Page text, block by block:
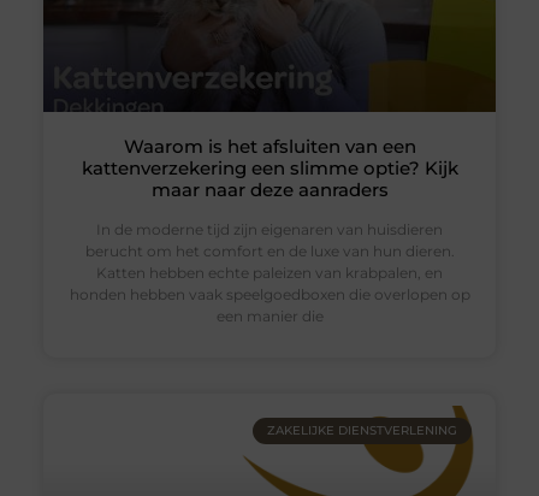
Waarom is het afsluiten van een
kattenverzekering een slimme optie? Kijk
maar naar deze aanraders
In de moderne tijd zijn eigenaren van huisdieren
berucht om het comfort en de luxe van hun dieren.
Katten hebben echte paleizen van krabpalen, en
honden hebben vaak speelgoedboxen die overlopen op
een manier die
ZAKELIJKE DIENSTVERLENING